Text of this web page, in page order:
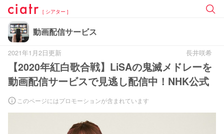
[ シアター ]
動画配信サービス
2021年1月2日更新 長井咲希
【2020年紅白歌合戦】LiSAの鬼滅メドレーを
動画配信サービスで見逃し配信中！NHK公式
このページにはプロモーションが含まれています